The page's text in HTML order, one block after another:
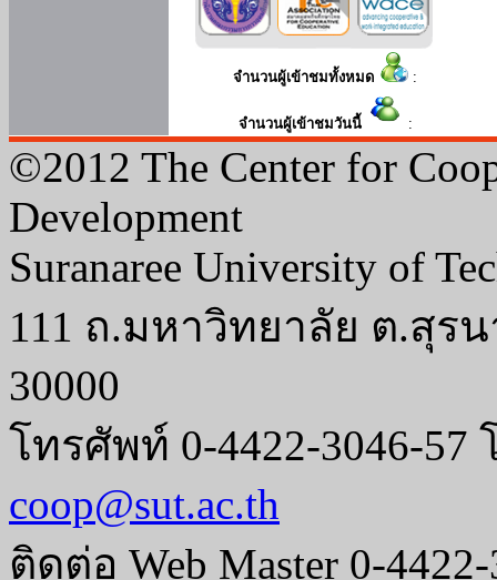
จำนวนผู้เข้าชมทั้งหมด :
จำนวนผู้เข้าชมวันนี้ :
©2012 The Center for
Development
Suranaree University of
111 ถ.มหาวิทยาลัย ต.สุร
30000
โทรศัพท์ 0-4422-3046-57
coop@sut.ac.th
ติดต่อ Web Master 0-